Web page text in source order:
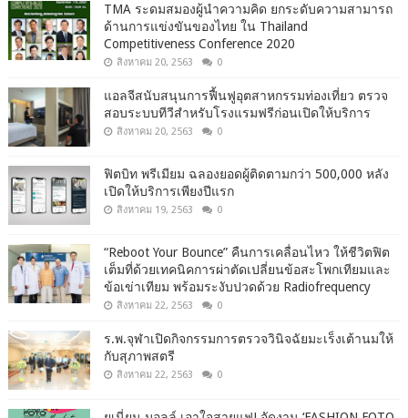
TMA ระดมสมองผู้นำความคิด ยกระดับความสามารถ
ด้านการแข่งขันของไทย ใน Thailand
Competitiveness Conference 2020
สิงหาคม 20, 2563 0
แอลจีสนับสนุนการฟื้นฟูอุตสาหกรรมท่องเที่ยว ตรวจ
สอบระบบทีวีสำหรับโรงแรมฟรีก่อนเปิดให้บริการ
สิงหาคม 20, 2563 0
ฟิตบิท พรีเมียม ฉลองยอดผู้ติดตามกว่า 500,000 หลัง
เปิดให้บริการเพียงปีแรก
สิงหาคม 19, 2563 0
“Reboot Your Bounce” คืนการเคลื่อนไหว ให้ชีวิตฟิต
เต็มที่ด้วยเทคนิคการผ่าตัดเปลี่ยนข้อสะโพกเทียมและ
ข้อเข่าเทียม พร้อมระงับปวดด้วย Radiofrequency
สิงหาคม 22, 2563 0
ร.พ.จุฬาเปิดกิจกรรมการตรวจวินิจฉัยมะเร็งเต้านมให้
กับสุภาพสตรี
สิงหาคม 22, 2563 0